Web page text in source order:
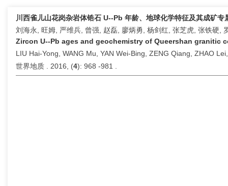
川西雀儿山花岗杂岩体锆石 U--Pb 年龄、地球化学特征及其成矿专
刘海永, 旺姆, 严维兵, 曾强, 赵磊, 廖炳勇, 杨剑红, 张芝虎, 张铁硬,
Zircon U--Pb ages and geochemistry of Queershan
LIU Hai-Yong, WANG Mu, YAN Wei-Bing, ZENG Qiang, ZHAO
世界地质 . 2016, (4): 968 -981 .